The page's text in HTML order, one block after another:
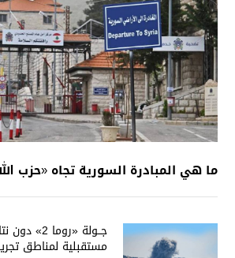
ما هي المبادرة السورية تجاه «حزب
جــولة
مستقبلية لمناطق